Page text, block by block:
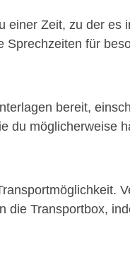
einer Zeit, zu der
für
bereit,
du möglicherweise
die Transportbox,